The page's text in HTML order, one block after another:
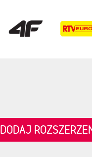
DODAJ